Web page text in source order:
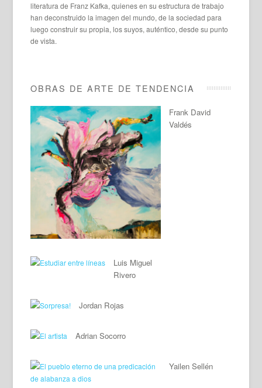
literatura de Franz Kafka, quienes en su estructura de trabajo
han deconstruido la imagen del mundo, de la sociedad para
luego construir su propia, los suyos, auténtico, desde su punto
de vista.
OBRAS DE ARTE DE TENDENCIA
Frank David
Valdés
Luis Miguel
Rivero
Jordan Rojas
Adrian Socorro
Yailen Sellén